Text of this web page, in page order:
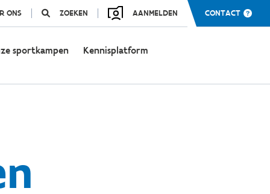
ONS ZOEKEN AANMELDEN CONTACT
sportkampen Kennisplatform